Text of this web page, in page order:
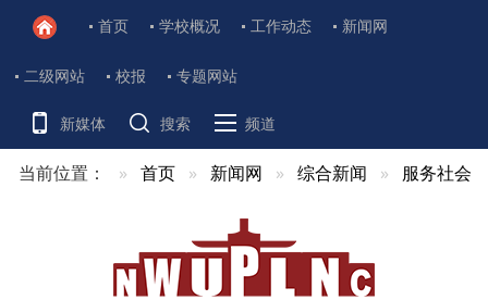
首页 学校概况 工作动态 新闻网
二级网站 校报 专题网站
新媒体 搜索 频道
当前位置： 首页 新闻网 综合新闻 服务社会